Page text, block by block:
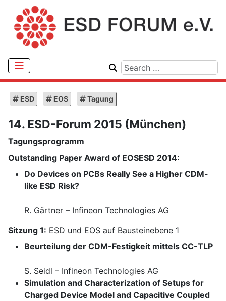
ESD EOS Tagung
14. ESD-Forum 2015 (München)
Tagungsprogramm
Outstanding Paper Award of EOSESD 2014:
Do Devices on PCBs Really See a Higher CDM-
like ESD Risk?
R. Gärtner – Infineon Technologies AG
Sitzung 1: ESD und EOS auf Bausteinebene 1
Beurteilung der CDM-Festigkeit mittels CC-TLP
S. Seidl – Infineon Technologies AG
Simulation and Characterization of Setups for
Charged Device Model and Capacitive Coupled